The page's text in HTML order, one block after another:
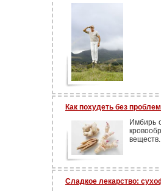
Как похудеть без
Имбирь
Сладкое лекарство: